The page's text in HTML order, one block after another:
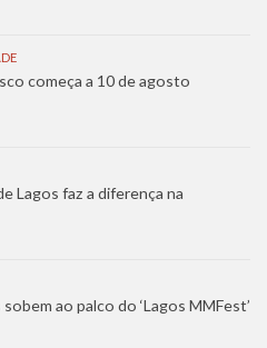
começa a 10 de agosto
Lagos faz a diferença na
ao palco do ‘Lagos MMFest’